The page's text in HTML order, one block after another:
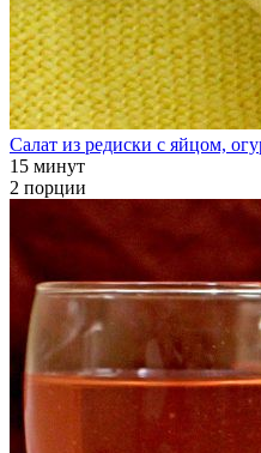
Салат из редиски с яйцом,
15 минут
2 порции